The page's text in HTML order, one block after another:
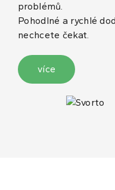
problémů.
Pohodlné a rychlé
nechcete čekat.
více